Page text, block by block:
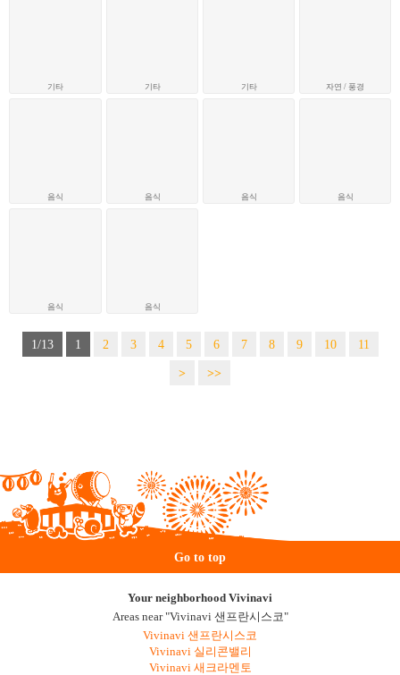
기타
음식
음식
기타
음식
음식
기타
음식
자연 / 풍경
음식
1/13 1 2 3 4 5 6 7 8 9 10
11
>
>>
Go to top
Your neighborhood Vivinavi
Areas near "Vivinavi 샌프란시스코"
Vivinavi 샌프란시스코
Vivinavi 실리콘밸리
Vivinavi 새크라멘토